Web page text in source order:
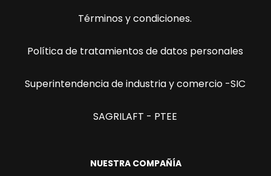
Términos y condiciones.
Política de tratamientos de datos personales
Superintendencia de industria y comercio -SIC
SAGRILAFT - PTEE
NUESTRA COMPAÑÍA